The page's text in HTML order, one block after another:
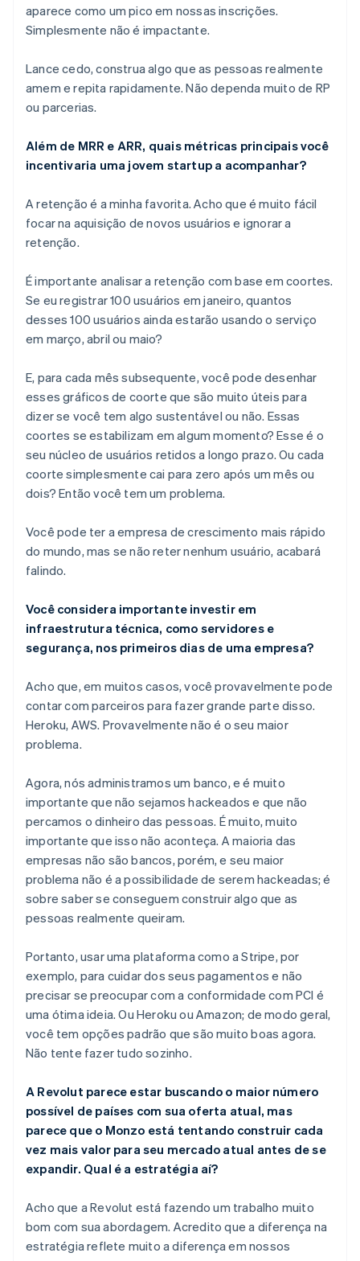
aparece como um pico em nossas inscrições.
Simplesmente não é impactante.
Lance cedo, construa algo que as pessoas realmente
amem e repita rapidamente. Não dependa muito de RP
ou parcerias.
Além de MRR e ARR, quais métricas principais você
incentivaria uma jovem startup a acompanhar?
A retenção é a minha favorita. Acho que é muito fácil
focar na aquisição de novos usuários e ignorar a
retenção.
É importante analisar a retenção com base em coortes.
Se eu registrar 100 usuários em janeiro, quantos
desses 100 usuários ainda estarão usando o serviço
em março, abril ou maio?
E, para cada mês subsequente, você pode desenhar
esses gráficos de coorte que são muito úteis para
dizer se você tem algo sustentável ou não. Essas
coortes se estabilizam em algum momento? Esse é o
seu núcleo de usuários retidos a longo prazo. Ou cada
coorte simplesmente cai para zero após um mês ou
dois? Então você tem um problema.
Você pode ter a empresa de crescimento mais rápido
do mundo, mas se não reter nenhum usuário, acabará
falindo.
Você considera importante investir em
infraestrutura técnica, como servidores e
segurança, nos primeiros dias de uma empresa?
Acho que, em muitos casos, você provavelmente pode
contar com parceiros para fazer grande parte disso.
Heroku, AWS. Provavelmente não é o seu maior
problema.
Agora, nós administramos um banco, e é muito
importante que não sejamos hackeados e que não
percamos o dinheiro das pessoas. É muito, muito
importante que isso não aconteça. A maioria das
empresas não são bancos, porém, e seu maior
problema não é a possibilidade de serem hackeadas; é
sobre saber se conseguem construir algo que as
pessoas realmente queiram.
Portanto, usar uma plataforma como a Stripe, por
exemplo, para cuidar dos seus pagamentos e não
precisar se preocupar com a conformidade com PCI é
uma ótima ideia. Ou Heroku ou Amazon; de modo geral,
você tem opções padrão que são muito boas agora.
Não tente fazer tudo sozinho.
A Revolut parece estar buscando o maior número
possível de países com sua oferta atual, mas
parece que o Monzo está tentando construir cada
vez mais valor para seu mercado atual antes de se
expandir. Qual é a estratégia aí?
Acho que a Revolut está fazendo um trabalho muito
bom com sua abordagem. Acredito que a diferença na
estratégia reflete muito a diferença em nossos